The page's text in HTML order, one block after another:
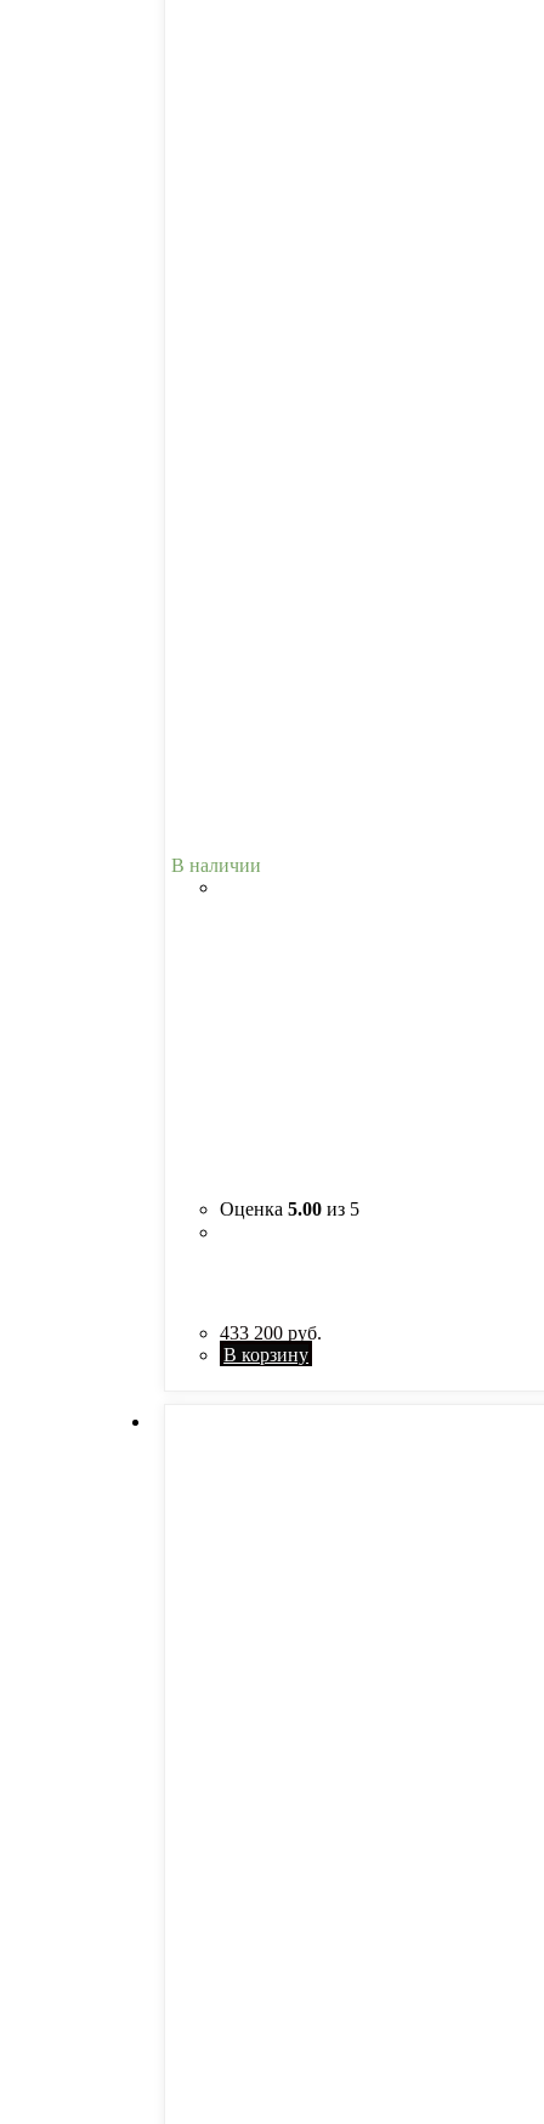
В наличии
Оценка5.00 из 5
433 200руб.
В корзину